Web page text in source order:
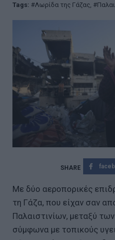
Tags:
Λωρίδα της Γάζας,
Με δύο αεροπορικές
τη Γάζα, που είχαν σαν
Παλαιστινίων, μεταξύ
σύμφωνα με τοπικούς